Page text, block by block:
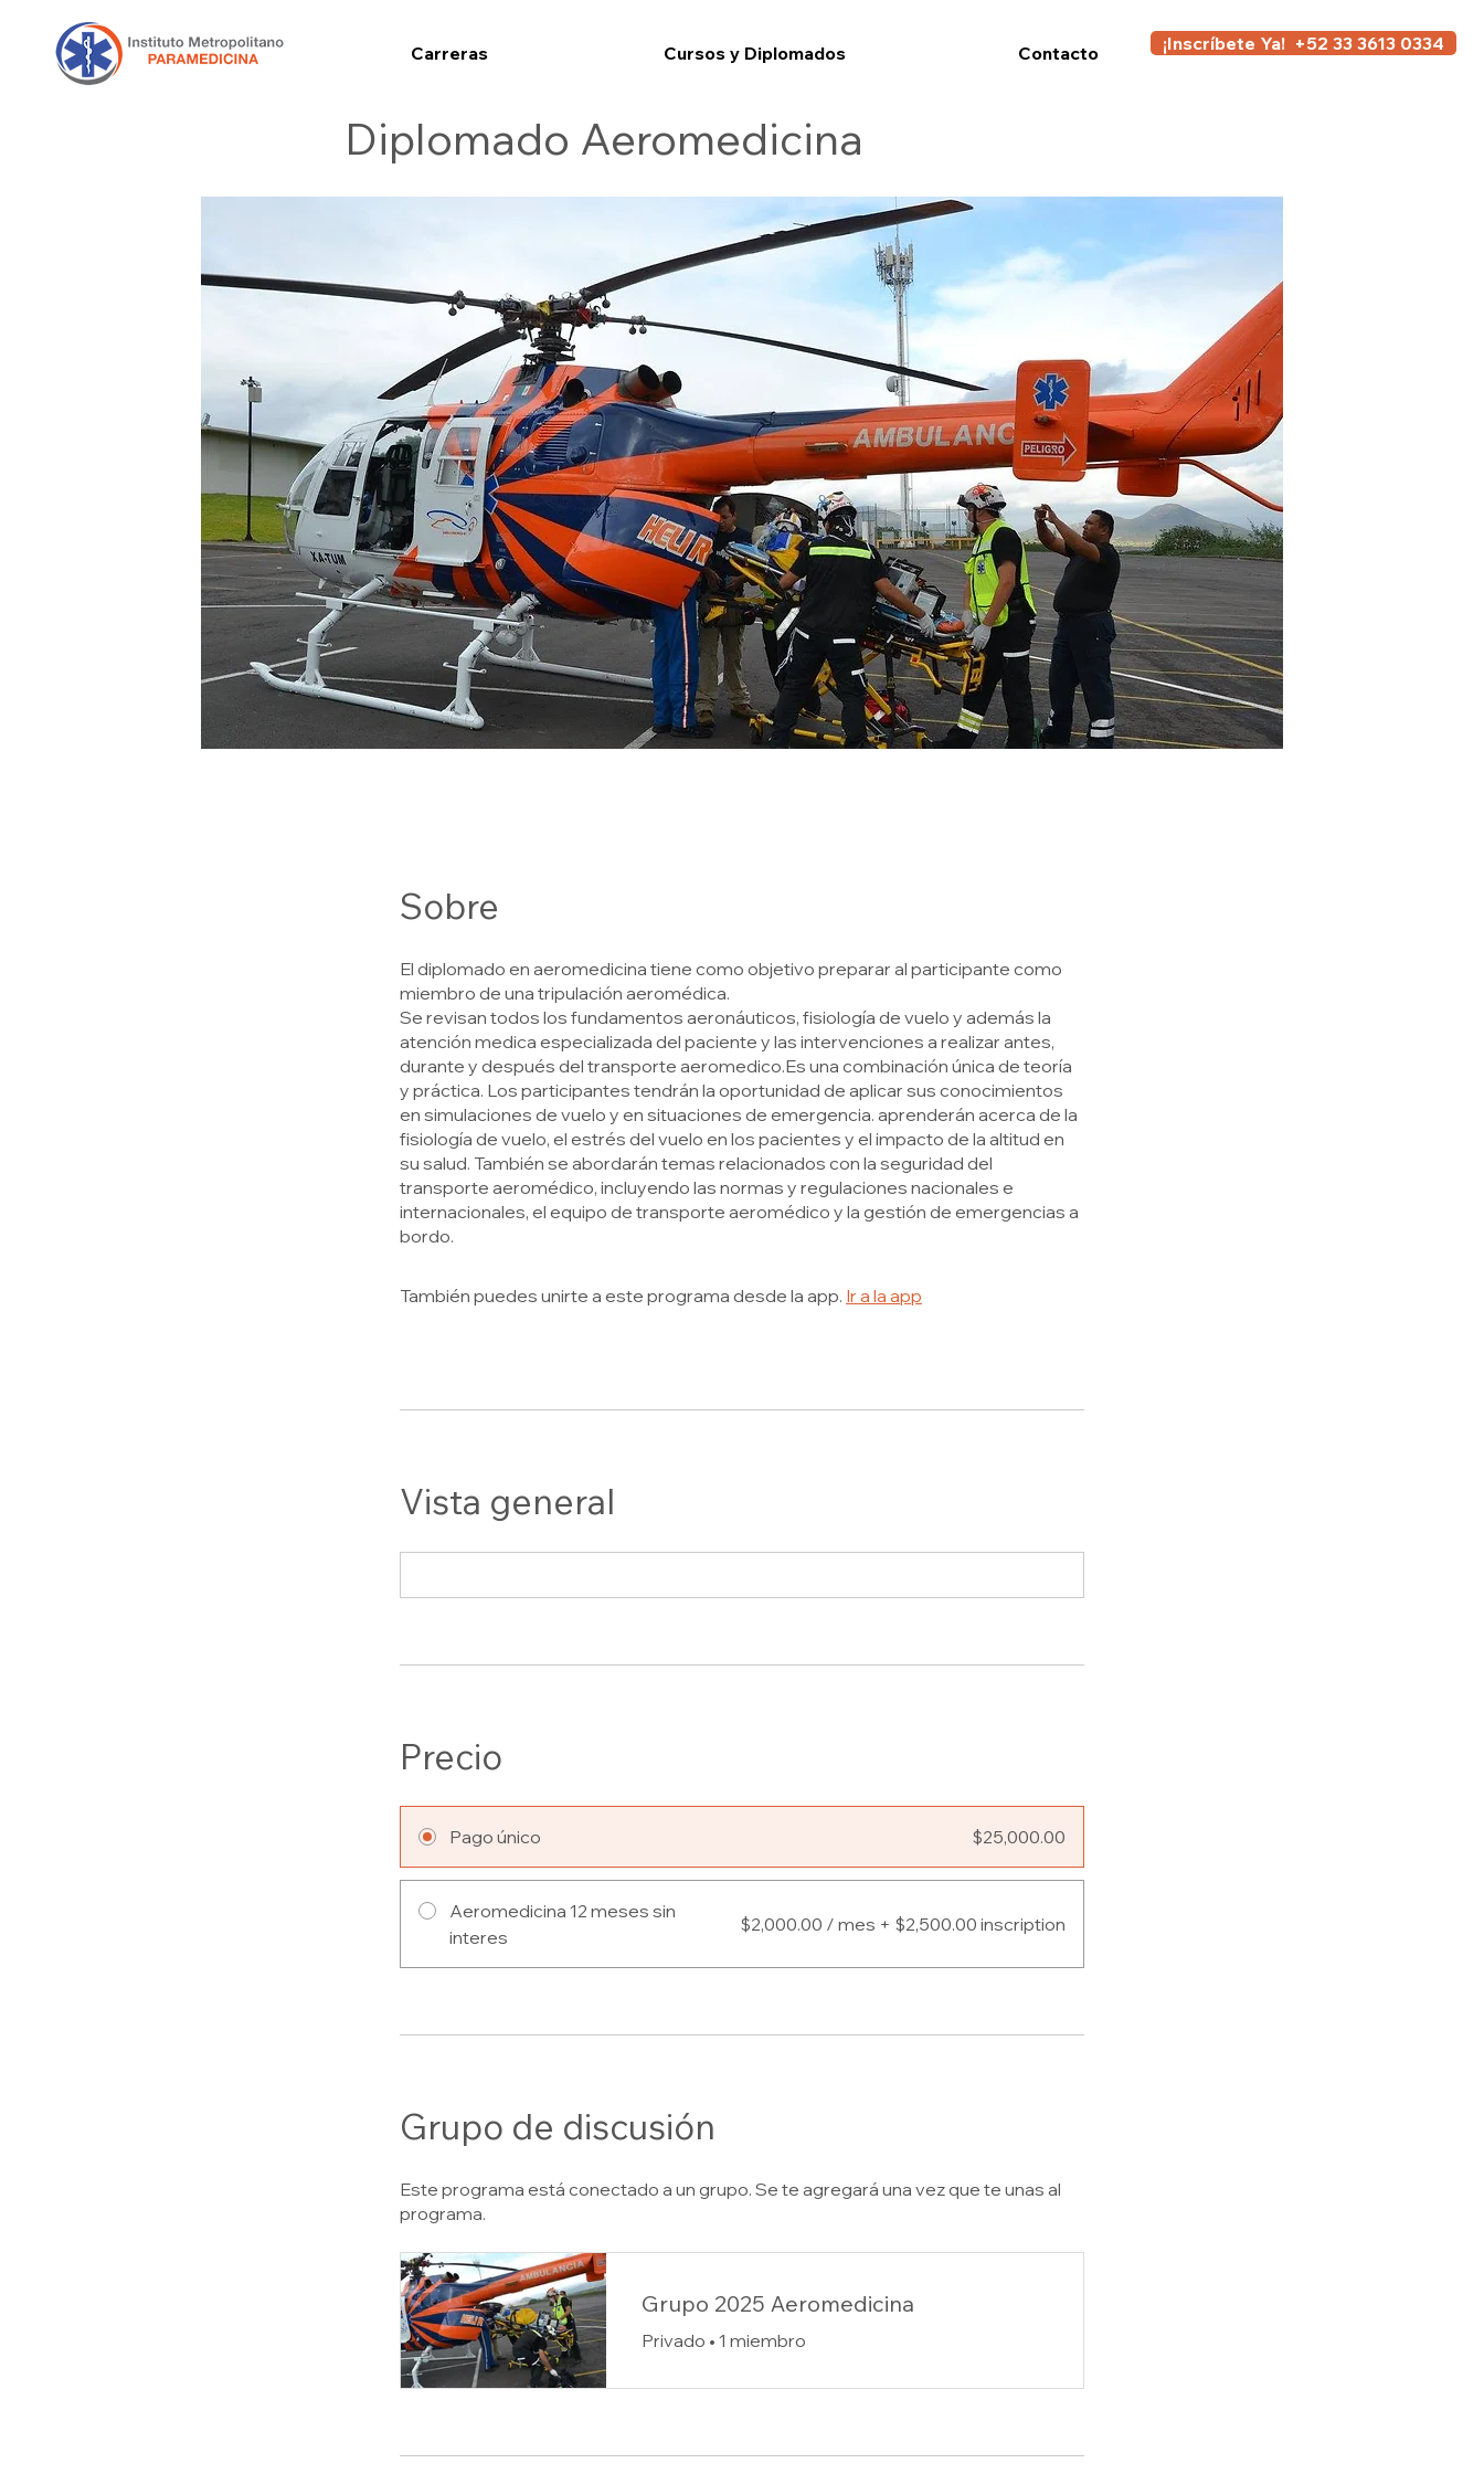
Carreras Cursos y Diplomados Contacto ¡Inscríbete Ya! +52 33 3613 0334
Diplomado Aeromedicina
Sobre
El diplomado en aeromedicina tiene como objetivo preparar al participante como
miembro de una tripulación aeromédica.
Se revisan todos los fundamentos aeronáuticos, fisiología de vuelo y además la
atención medica especializada del paciente y las intervenciones a realizar antes,
durante y después del transporte aeromedico.Es una combinación única de teoría
y práctica. Los participantes tendrán la oportunidad de aplicar sus conocimientos
en simulaciones de vuelo y en situaciones de emergencia. aprenderán acerca de la
fisiología de vuelo, el estrés del vuelo en los pacientes y el impacto de la altitud en
su salud. También se abordarán temas relacionados con la seguridad del
transporte aeromédico, incluyendo las normas y regulaciones nacionales e
internacionales, el equipo de transporte aeromédico y la gestión de emergencias a
bordo.
También puedes unirte a este programa desde la app. Ir a la app
Vista general
Precio
Pago único $25,000.00
Aeromedicina 12 meses sin
interes
$2,000.00 / mes + $2,500.00 inscription
Grupo de discusión
Este programa está conectado a un grupo. Se te agregará una vez que te unas al
programa.
Grupo 2025 Aeromedicina
Privado • 1 miembro